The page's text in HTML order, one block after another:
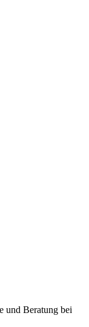
und Beratung bei